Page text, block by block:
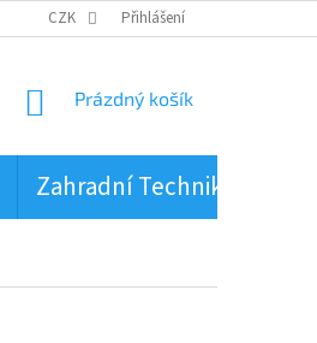
CZK Přihlášení
NÁKUPNÍ
Prázdný košík
Zahradní Technika